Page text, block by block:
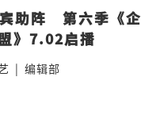
助阵　第六季《企
》7.02启播
| 编辑部